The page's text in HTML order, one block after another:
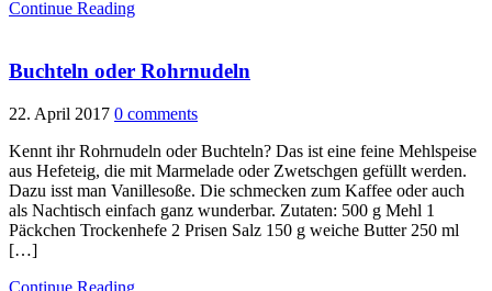
Continue Reading
Buchteln oder Rohrnudeln
22. April 2017 0 comments
Kennt ihr Rohrnudeln oder Buchteln? Das ist eine feine Mehlspeise
aus Hefeteig, die mit Marmelade oder Zwetschgen gefüllt werden.
Dazu isst man Vanillesoße. Die schmecken zum Kaffee oder auch
als Nachtisch einfach ganz wunderbar. Zutaten: 500 g Mehl 1
Päckchen Trockenhefe 2 Prisen Salz 150 g weiche Butter 250 ml
[…]
Continue Reading